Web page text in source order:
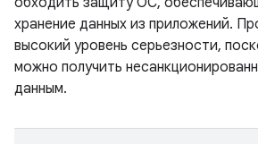
хранение данных из приложений.
высокий уровень серьезности,
можно получить
данным.